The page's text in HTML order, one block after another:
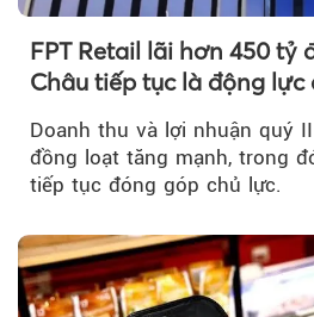
FPT Retail lãi hơn 450 tỷ
Châu tiếp tục là động lực
Doanh thu và lợi nhuận quý II
đồng loạt tăng mạnh, trong
tiếp tục đóng góp chủ lực.